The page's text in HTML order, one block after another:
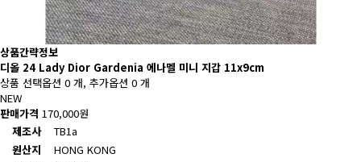
상품간략정보
디올 24 Lady Dior Gardenia 에나멜 미니 지갑 11x9cm
상품 선택옵션 0 개, 추가옵션 0 개
NEW
판매가격 170,000원
제조사
TB1a
원산지
HONG KONG